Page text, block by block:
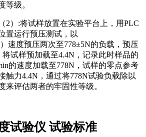
等级。
2）:将试样放置在实验平台上，用PLC
置运行预压测试，以
）速度预压两次至778±5N的负载，预压
试样预加载至4.4N，记录此时样品的
的速度加载至778N，试样的零点参考
触力4.4N，通过将778N试验负载除以
来评估两者的牢固性等级。
试验仪 试验标准